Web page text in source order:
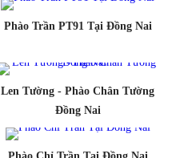
Phào Trần PT91 Tại Đồng Nai
Len Tường - Phào Chân Tường
Đồng Nai